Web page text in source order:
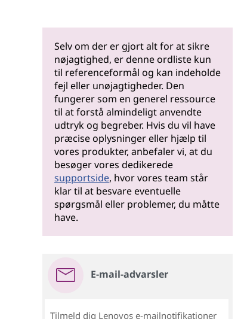
Selv om der er gjort alt for at sikre
nøjagtighed, er denne ordliste kun
til referenceformål og kan indeholde
fejl eller unøjagtigheder. Den
fungerer som en generel ressource
til at forstå almindeligt anvendte
udtryk og begreber. Hvis du vil have
præcise oplysninger eller hjælp til
vores produkter, anbefaler vi, at du
besøger vores dedikerede
supportside, hvor vores team står
klar til at besvare eventuelle
spørgsmål eller problemer, du måtte
have.
E-mail-advarsler
Tilmeld dig Lenovos e-mailnotifikationer